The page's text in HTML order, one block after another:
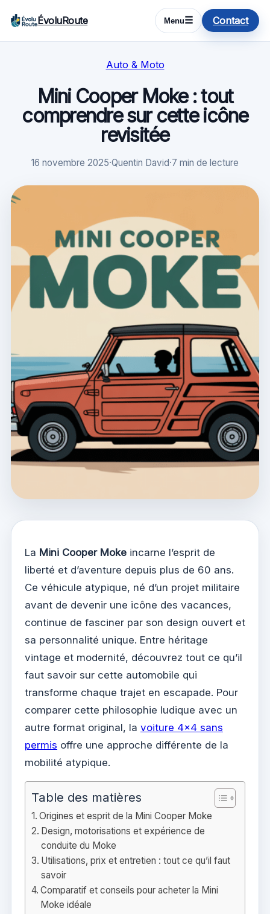
ÉvoluRoute Menu☰ Contact
Auto & Moto
Mini Cooper Moke : tout
comprendre sur cette icône
revisitée
16 novembre 2025·Quentin David·7 min de lecture
La Mini Cooper Moke incarne l’esprit de
liberté et d’aventure depuis plus de 60 ans.
Ce véhicule atypique, né d’un projet militaire
avant de devenir une icône des vacances,
continue de fasciner par son design ouvert et
sa personnalité unique. Entre héritage
vintage et modernité, découvrez tout ce qu’il
faut savoir sur cette automobile qui
transforme chaque trajet en escapade. Pour
comparer cette philosophie ludique avec un
autre format original, la voiture 4×4 sans
permis offre une approche différente de la
mobilité atypique.
Table des matières
Origines et esprit de la Mini Cooper Moke
Design, motorisations et expérience de
conduite du Moke
Utilisations, prix et entretien : tout ce qu’il faut
savoir
Comparatif et conseils pour acheter la Mini
Moke idéale